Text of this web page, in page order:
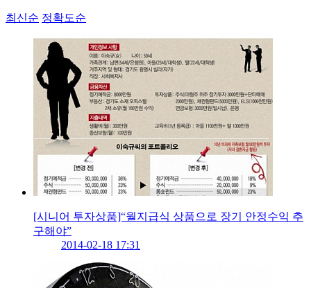
최신순 정확도순
[시니어 투자상품]“월지급식 상품으로 장기 안정수익 추
구해야”
2014-02-18 17:31